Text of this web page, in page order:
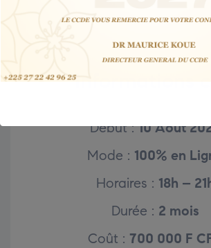
Informations
Début :10 Août
Mode : 100% en
Horaires : 18h –
Durée : 2 mois
Coût : 700 000 F